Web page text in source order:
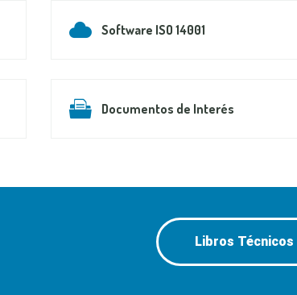
Software ISO 14001
Documentos de Interés
Libros Técnicos